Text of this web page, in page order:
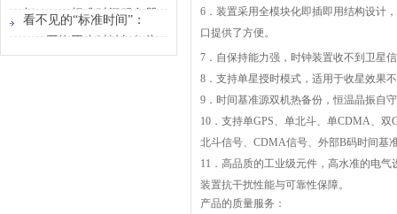
器能做什么？
烦？GPS标准时间服务器
解决的不只是校时
看不见的“标准时间”：
GPS网络同步时钟如何为
6 ．装置采用全模块化即插即用结构设计
口提供了方便。
7 ．自保持能力强，时钟装置收不到卫星
8 ．支持单星授时模式，适用于收星效果
9 ．时间基准源双机热备份，恒温晶振自
10 ．支持单GPS、单北斗、单CDMA、
北斗信号、CDMA信号、外部B码时间基
11 ．高品质的工业级元件，高水准的电
装置抗干扰性能与可靠性保障。
产品的质量服务：